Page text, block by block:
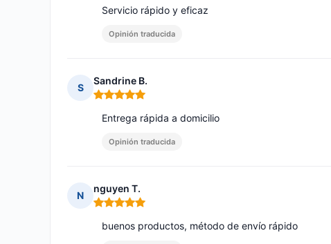
Servicio rápido y eficaz
Opinión traducida
S
Sandrine B.
Nota: 5 de 5
Entrega rápida a domicilio
Opinión traducida
N
nguyen T.
Nota: 5 de 5
buenos productos, método de envío rápido